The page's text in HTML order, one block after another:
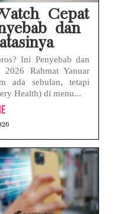
Cepat
dan
Ini Penyebab dan
Rahmat Yanuar
ada sebulan, tetapi
Health) di menu...